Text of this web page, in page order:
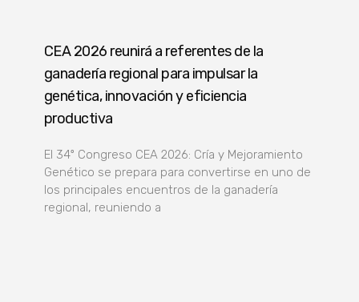
CEA 2026 reunirá a referentes de la
ganadería regional para impulsar la
genética, innovación y eficiencia
productiva
El 34º Congreso CEA 2026: Cría y Mejoramiento
Genético se prepara para convertirse en uno de
los principales encuentros de la ganadería
regional, reuniendo a